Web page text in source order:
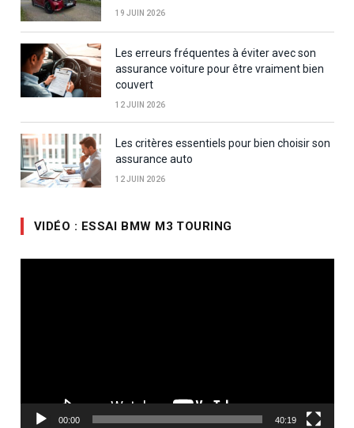
19 JUIN 2026
Les erreurs fréquentes à éviter avec son
assurance voiture pour être vraiment bien
couvert
12 JUIN 2026
Les critères essentiels pour bien choisir son
assurance auto
12 JUIN 2026
VIDÉO : ESSAI BMW M3 TOURING
00:00 40:19